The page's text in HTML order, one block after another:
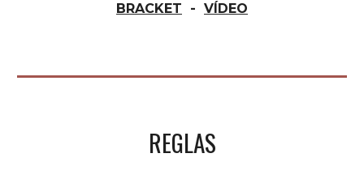
BRACKET - VÍDEO
REGLAS